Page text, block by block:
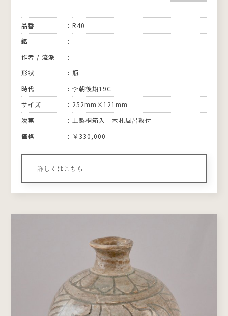
品番
R40
銘
-
作者 / 流派
-
形状
瓶
時代
李朝後期19C
サイズ
252mm×121mm
次第
上製桐箱入 木札風呂敷付
価格
￥330,000
詳しくはこちら